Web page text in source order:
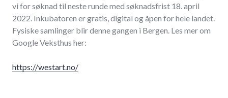
vi for søknad til neste runde med søknadsfrist 18. april
2022. Inkubatoren er gratis, digital og åpen for hele landet.
Fysiske samlinger blir denne gangen i Bergen. Les mer om
Google Veksthus her:
https://westart.no/